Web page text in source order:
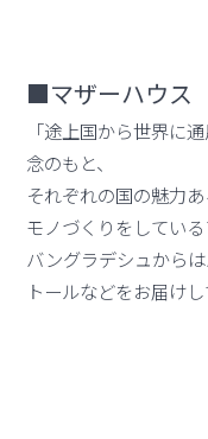
■マザーハウス
「途上国から世界に
念のもと、
それぞれの国の魅力
モノづくりをしている
バングラデシュから
トールなどをお届けし